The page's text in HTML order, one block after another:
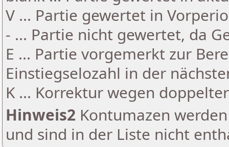
V ... Partie gewertet in
- ... Partie nicht gewertet, da
E ... Partie vorgemerkt zur
Einstiegselozahl in der
K ... Korrektur wegen
Hinweis2 Kontumazen
und sind in der Liste nicht